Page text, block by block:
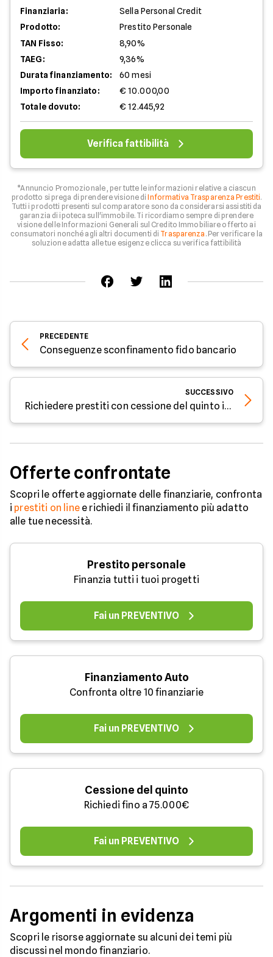
Finanziaria:
Sella Personal Credit
Prodotto:
Prestito Personale
TAN Fisso:
8,90%
TAEG:
9,36%
Durata finanziamento:
60 mesi
Importo finanziato:
€ 10.000,00
Totale dovuto:
€ 12.445,92
Verifica fattibilità
*Annuncio Promozionale , per tutte le informazioni relative a ciascun
prodotto si prega di prendere visione diInformativa Trasparenza Prestiti.
Tutti i prodotti presenti sul comparatore sono da considerarsi assistiti da
garanzia di ipoteca sull'immobile. Ti ricordiamo sempre di prendere
visione delle Informazioni Generali sul Credito Immobiliare offerto ai
consumatori nonché agli altri documenti di Trasparenza . Per verificare la
soluzione adatta alle tue esigenze clicca su verifica fattibilità
PRECEDENTE
Conseguenze sconfinamento fido bancario
SUCCESSIVO
Richiedere prestiti con cessione del quinto in corso
Offerte confrontate
Scopri le offerte aggiornate delle finanziarie, confronta
i prestiti on linee richiedi il finanziamento più adatto
alle tue necessità.
Prestito personale
Finanzia tutti i tuoi progetti
Fai un PREVENTIVO
Finanziamento Auto
Confronta oltre 10 finanziarie
Fai un PREVENTIVO
Cessione del quinto
Richiedi fino a 75.000€
Fai un PREVENTIVO
Argomenti in evidenza
Scopri le risorse aggiornate su alcuni dei temi più
discussi nel mondo finanziario.